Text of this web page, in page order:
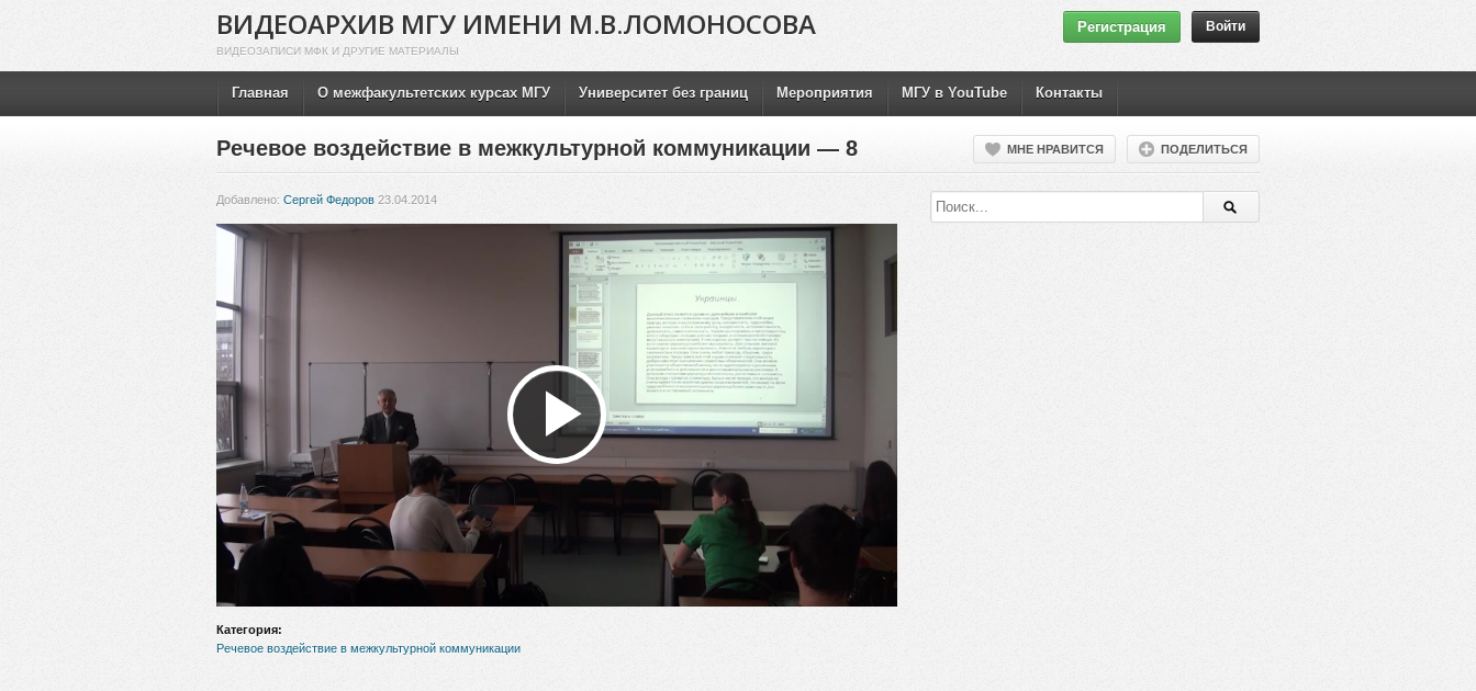
ВИДЕОАРХИВ МГУ ИМЕНИ М.В.ЛОМОНОСОВА
ВИДЕОЗАПИСИ МФК И ДРУГИЕ МАТЕРИАЛЫ
Регистрация Войти
Главная О межфакультетских курсах МГУ Университет без границ Мероприятия МГУ в YouTube Контакты
Речевое воздействие в межкультурной коммуникации — 8 МНЕ НРАВИТСЯ ПОДЕЛИТЬСЯ
Добавлено: Сергей Федоров 23.04.2014
Воспроизвести
видео
Категория:
Речевое воздействие в межкультурной коммуникации